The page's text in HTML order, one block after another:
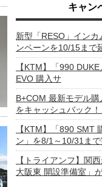
キャン
新型「RESO」イン
ンペーンを10/15まで
【KTM】「990
EVO 購入サ
B+COM 最新モデル
をキャッシュバック
【KTM】「890 SMT
ン」を8/1～10/31ま
【トライアンフ】関
大阪東 開設準備室」